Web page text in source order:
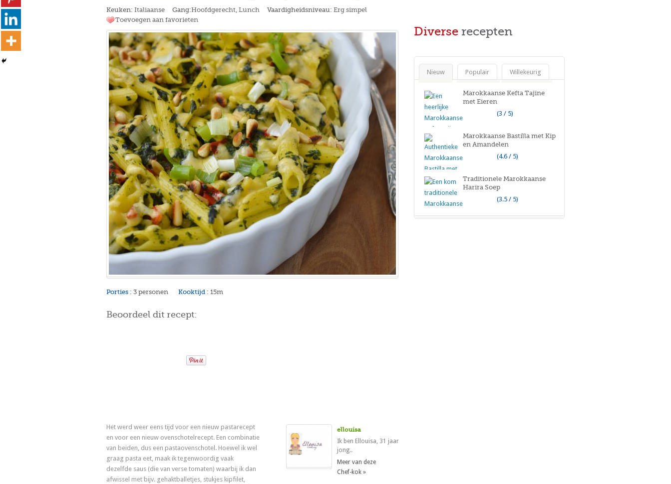
Keuken: Italiaanse Gang:Hoofdgerecht, Lunch Vaardigheidsniveau: Erg simpel
Toevoegen aan favorieten
Porties : 3 personen Kooktijd : 15m
Beoordeel dit recept:
Het werd weer eens tijd voor een nieuw pastarecept
en voor een nieuw ovenschotelrecept. Een combinatie
van beiden, dus een pastaovenschotel. Hoewel ik wel
graag pasta eet, maak ik tegenwoordig vaak
dezelfde saus (die van verse tomaten) waarbij ik dan
afwissel met bijv. gehaktballetjes, stukjes kipfilet,
ellouisa
Ik ben Ellouisa, 31 jaar
jong..
Meer van deze
Chef-kok »
Diverse recepten
Nieuw Populair Willekeurig
Marokkaanse Kefta Tajine
met Eieren
(3 / 5)
Marokkaanse Bastilla met Kip
en Amandelen
(4.6 / 5)
Traditionele Marokkaanse
Harira Soep
(3.5 / 5)